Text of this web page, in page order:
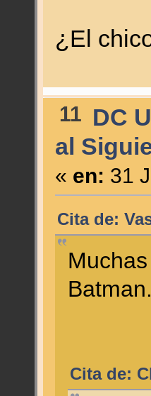
¿El
11 DC
al
« en: 31
Cita de:
Batman.
Cita de: